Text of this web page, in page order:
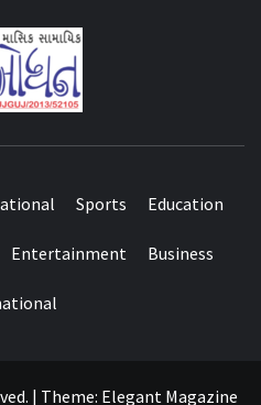
Sports Education
Entertainment Business
| Theme: Elegant Magazine